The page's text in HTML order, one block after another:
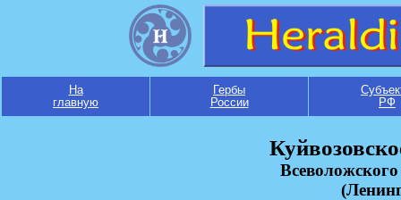
На
главную
Гербы
России
РФ